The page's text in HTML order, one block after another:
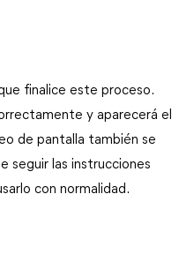
finalice este proceso.
y aparecerá el
de pantalla también se
seguir las instrucciones
con normalidad.